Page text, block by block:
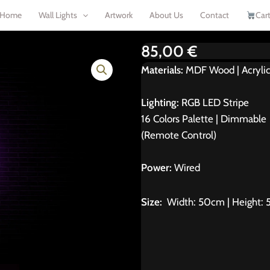
Home Wall Lights Artwork About Us Contact Cart
85,00€
Materials: MDF Wood | Acrylic
Lighting: RGB LED Stripe
16 Colors Palette | Dimmable
(Remote Control)
Power: Wired
Size: Width: 50cm | Height: